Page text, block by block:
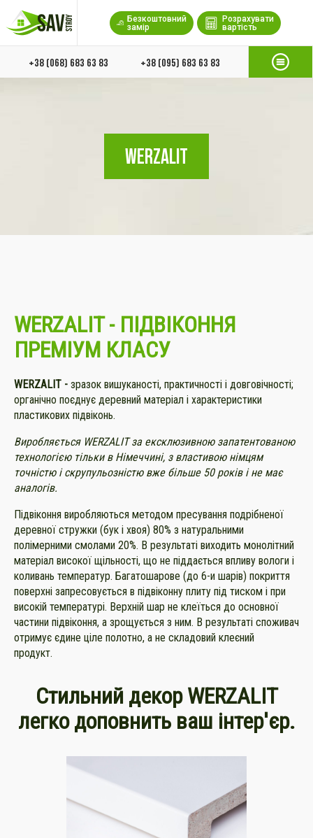
Безкоштовний
замір
Розрахувати
вартість
+38 (068) 683 63 83 +38 (095) 683 63 83
WERZALIT
WERZALIT - ПІДВІКОННЯ
ПРЕМІУМ КЛАСУ
WERZALIT - зразок вишуканості, практичності і довговічності;
органічно поєднує деревний матеріал і характеристики
пластикових підвіконь.
Виробляється WERZALIT за ексклюзивною запатентованою
технологією тільки в Німеччині, з властивою німцям
точністю і скрупульозністю вже більше 50 років і не має
аналогів.
Підвіконня виробляються методом пресування подрібненої
деревної стружки (бук і хвоя) 80% з натуральними
полімерними смолами 20%. В результаті виходить монолітний
матеріал високої щільності, що не піддається впливу вологи і
коливань температур. Багатошарове (до 6-и шарів) покриття
поверхні запресовується в підвіконну плиту під тиском і при
високій температурі. Верхній шар не клеїться до основної
частини підвіконня, а зрощується з ним. В результаті споживач
отримує єдине ціле полотно, а не складовий клеєний
продукт.
Стильний декор WERZALIT
легко доповнить ваш інтер'єр.